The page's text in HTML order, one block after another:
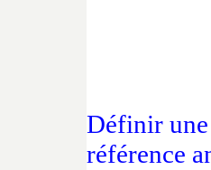
Définir une
référence